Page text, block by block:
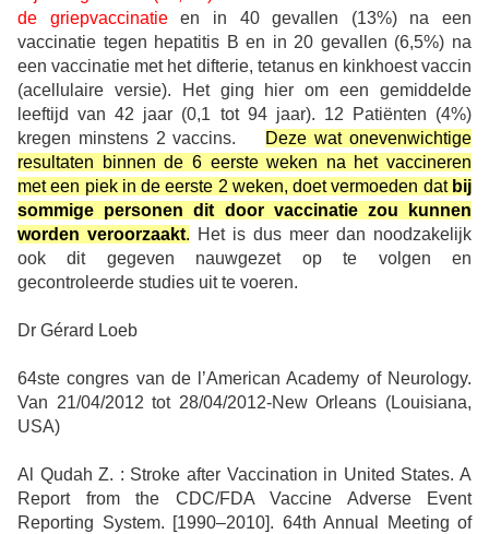
de griepvaccinatieen in 40 gevallen (13%) na een
vaccinatie tegen hepatitis B en in 20 gevallen (6,5%) na
een vaccinatie met het difterie, tetanus en kinkhoest vaccin
(acellulaire versie). Het ging hier om een gemiddelde
leeftijd van 42 jaar (0,1 tot 94 jaar). 12 Patiënten (4%)
kregen minstens 2 vaccins.
Deze wat onevenwichtige
resultaten binnen de 6 eerste weken na het vaccineren
met een piek in de eerste 2 weken, doet vermoeden dat bij
sommige personen dit door vaccinatie zou kunnen
worden veroorzaakt. Het is dus meer dan noodzakelijk
ook dit gegeven nauwgezet op te volgen en
gecontroleerde studies uit te voeren.
Dr Gérard Loeb
64ste congres van de l’American Academy of Neurology.
Van 21/04/2012 tot 28/04/2012-New Orleans (Louisiana,
USA)
Al Qudah Z. : Stroke after Vaccination in United States. A
Report from the CDC/FDA Vaccine Adverse Event
Reporting System. [1990–2010]. 64th Annual Meeting of